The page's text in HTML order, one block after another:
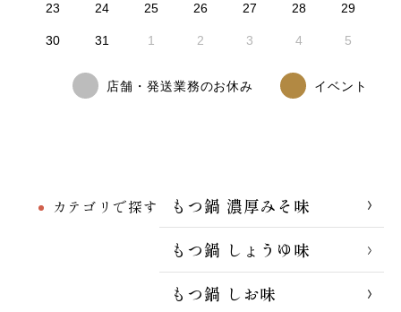
カテゴリで探す
もつ鍋 濃厚みそ味
もつ鍋 しょうゆ味
もつ鍋 しお味
23 24 25 26 27 28 29
30 31 1 2 3 4 5
店舗・発送業務のお休み イベント